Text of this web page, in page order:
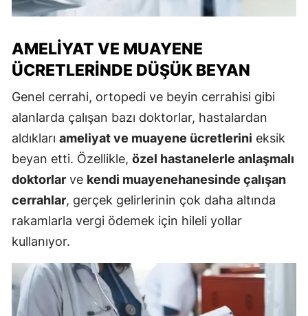
AMELIYAT VE MUAYENE
ÜCRETLERINDE DÜŞÜK BEYAN
Genel cerrahi, ortopedi ve beyin cerrahisi gibi
alanlarda çalışan bazı doktorlar, hastalardan
aldıkları ameliyat ve muayene ücretlerini eksik
beyan etti. Özellikle, özel hastanelerle anlaşmalı
doktorlar ve kendi muayenehanesinde çalışan
cerrahlar, gerçek gelirlerinin çok daha altında
rakamlarla vergi ödemek için hileli yollar
kullanıyor.